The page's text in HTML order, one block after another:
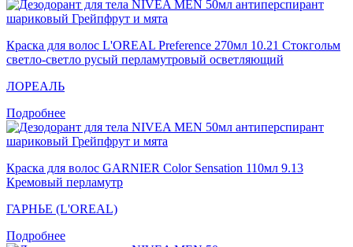
Краска для волос L'OREAL Preference 270мл 10.21 Стокгольм
светло-светло русый перламутровый осветляющий
ЛОРЕАЛЬ
Подробнее
Краска для волос GARNIER Color Sensation 110мл 9.13
Кремовый перламутр
ГАРНЬЕ (L'OREAL)
Подробнее